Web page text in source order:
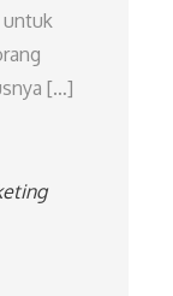
untuk
[…]